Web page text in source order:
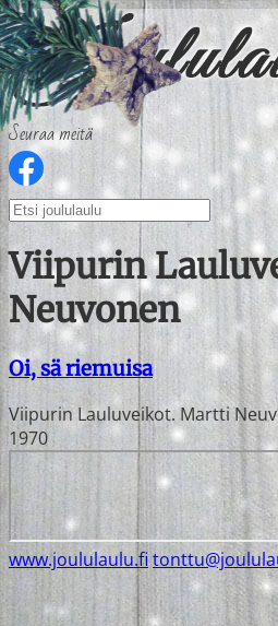
Seuraa meitä
Viipurin
Neuvonen
Oi, sä riemuisa
Viipurin Lauluveikot. Martti
1970
www.joululaulu.fi